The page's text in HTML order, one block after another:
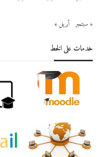
« سبتمبر أبريل »
خدمات على الخط